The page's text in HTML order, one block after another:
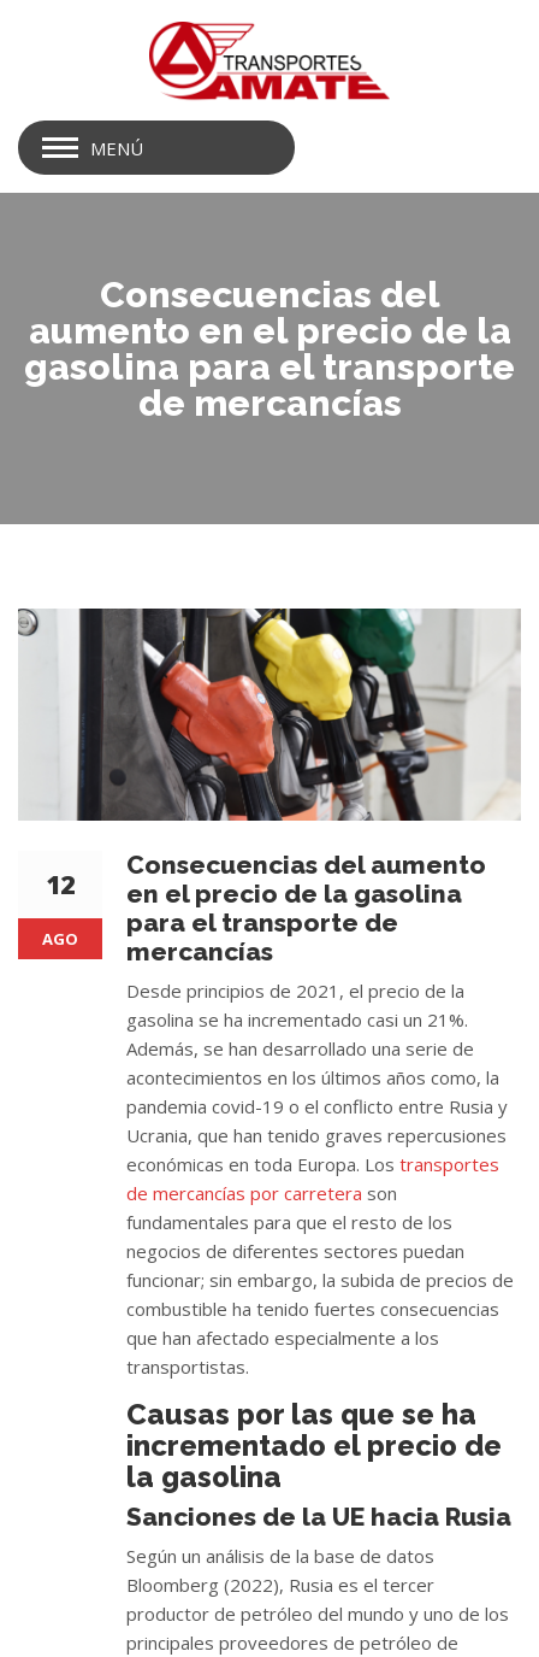
MENÚ
Consecuencias del
aumento en el precio de la
gasolina para el transporte
de mercancías
12
AGO
Consecuencias del aumento
en el precio de la gasolina
para el transporte de
mercancías
Desde principios de 2021, el precio de la
gasolina se ha incrementado casi un 21%.
Además, se han desarrollado una serie de
acontecimientos en los últimos años como, la
pandemia covid-19 o el conflicto entre Rusia y
Ucrania, que han tenido graves repercusiones
económicas en toda Europa. Los transportes
de mercancías por carretera son
fundamentales para que el resto de los
negocios de diferentes sectores puedan
funcionar; sin embargo, la subida de precios de
combustible ha tenido fuertes consecuencias
que han afectado especialmente a los
transportistas.
Causas por las que se ha
incrementado el precio de
la gasolina
Sanciones de la UE hacia Rusia
Según un análisis de la base de datos
Bloomberg (2022), Rusia es el tercer
productor de petróleo del mundo y uno de los
principales proveedores de petróleo de